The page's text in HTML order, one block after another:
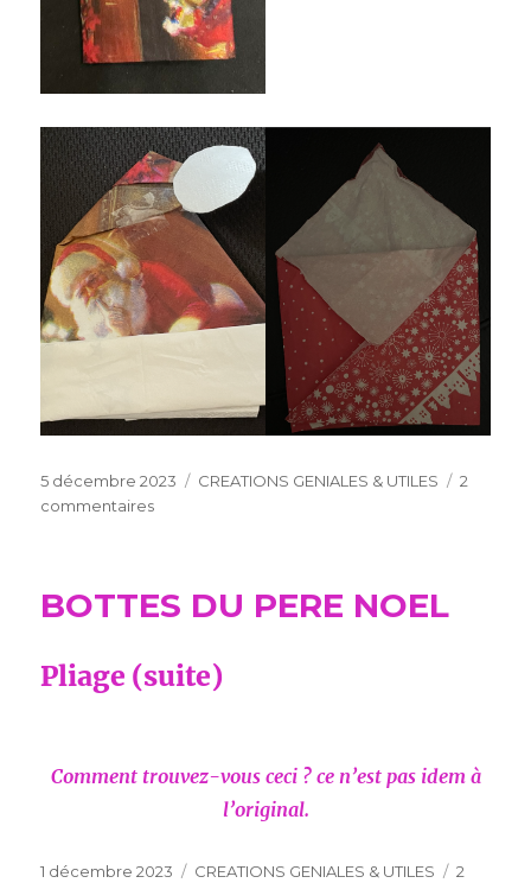
Publié
le
5 décembre 2023 Catégories
CREATIONS GENIALES & UTILES
2
commentairessur
(SUITE)
BOTTES DU PERE NOEL
Pliage (suite)
Comment trouvez-vous ceci ? ce n’est pas idem à
l’original.
Publié
1 décembre 2023 Catégories
CREATIONS GENIALES & UTILES
2